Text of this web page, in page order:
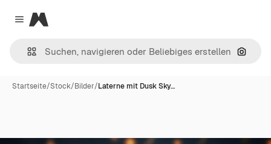
Close menu
Magnific
Nach
Startseite/Stock/Bilder/Laterne mit Dusk Sky…